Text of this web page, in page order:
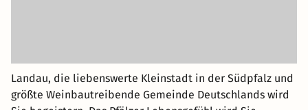
Landau, die liebenswerte Kleinstadt in der Südpfalz und
größte Weinbautreibende Gemeinde Deutschlands wird